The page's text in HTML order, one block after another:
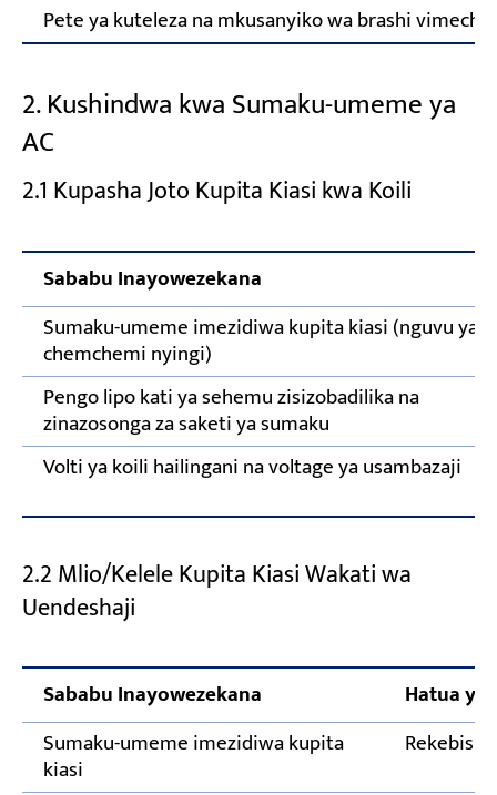
Pete ya kuteleza na mkusanyiko wa brashi
2. Kushindwa kwa Sumaku-umeme ya
AC
2.1 Kupasha Joto Kupita Kiasi kwa Koili
Sababu Inayowezekana
Sumaku-umeme imezidiwa kupita kiasi (nguvu ya
chemchemi nyingi)
Pengo lipo kati ya sehemu zisizobadilika na
zinazosonga za saketi ya sumaku
Volti ya koili hailingani na voltage ya usambazaji
2.2 Mlio/Kelele Kupita Kiasi Wakati wa
Uendeshaji
Sababu Inayowezekana
Hatua ya
Sumaku-umeme imezidiwa kupita
kiasi